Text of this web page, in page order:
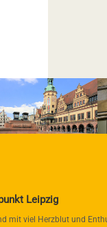
Leipzig
mit viel Herzblut und